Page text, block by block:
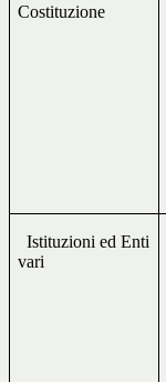
Costituzione
Istituzioni ed Enti
vari